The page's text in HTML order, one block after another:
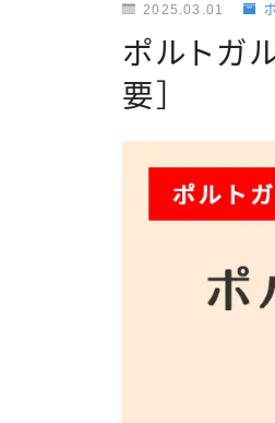
2025.03.01
ポルトガ
要］